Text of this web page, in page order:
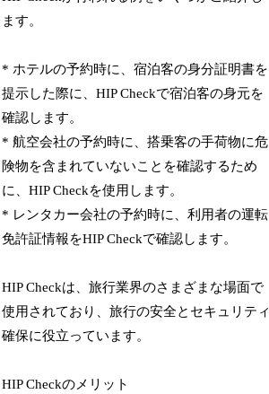
ます。
* ホテルの予約時に、宿泊客の身分証明書を
提示した際に、HIP Checkで宿泊客の身元を
確認します。
* 航空会社の予約時に、搭乗客の手荷物に危
険物を含まれていないことを確認するため
に、HIP Checkを使用します。
* レンタカー会社の予約時に、利用者の運転
免許証情報をHIP Checkで確認します。
HIP Checkは、旅行業界のさまざまな場面で
使用されており、旅行の安全とセキュリティ
確保に役立っています。
HIP Checkのメリット